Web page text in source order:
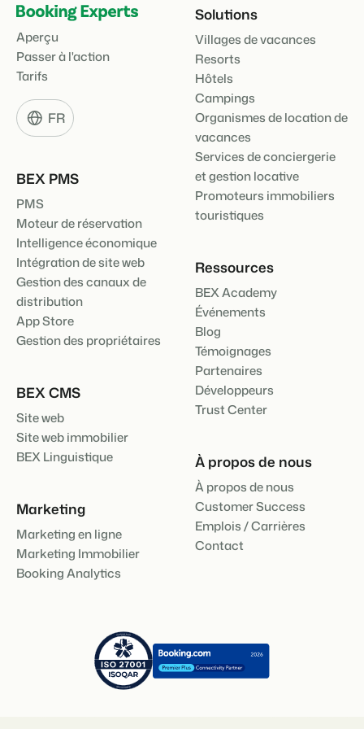
Aperçu
Passer à l'action
Tarifs
FR
BEX PMS
PMS
Moteur de réservation
Intelligence économique
Intégration de site web
Gestion des canaux de
distribution
App Store
Gestion des propriétaires
BEX CMS
Site web
Site web immobilier
BEX Linguistique
Marketing
Marketing en ligne
Marketing Immobilier
Booking Analytics
Solutions
Villages de vacances
Resorts
Hôtels
Campings
Organismes de location de
vacances
Services de conciergerie
et gestion locative
Promoteurs immobiliers
touristiques
Ressources
BEX Academy
Événements
Blog
Témoignages
Partenaires
Développeurs
Trust Center
À propos de nous
À propos de nous
Customer Success
Emplois / Carrières
Contact